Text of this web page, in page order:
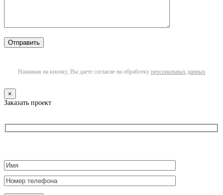
Нажимая на кнопку, Вы даете согласие на обработку персональных данных
×
Заказать проект